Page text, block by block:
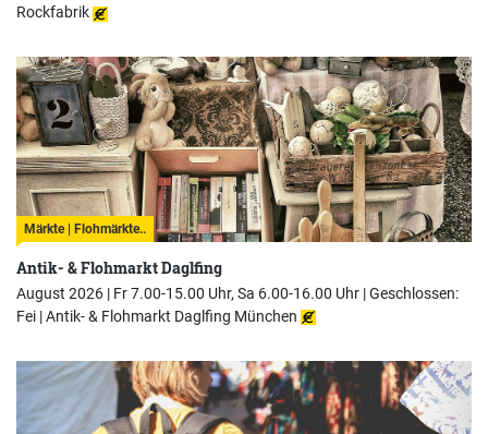
Rockfabrik
Märkte | Flohmärkte..
Antik- & Flohmarkt Daglfing
August 2026 | Fr 7.00-15.00 Uhr, Sa 6.00-16.00 Uhr | Geschlossen:
Fei |Antik- & Flohmarkt Daglfing München